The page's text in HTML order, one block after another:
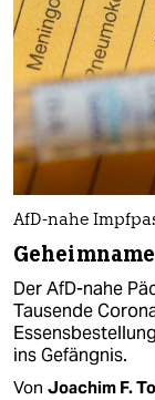
AfD-nahe
Der AfD-nahe
Tausende
ins Gefängnis.
Von Joachim F.